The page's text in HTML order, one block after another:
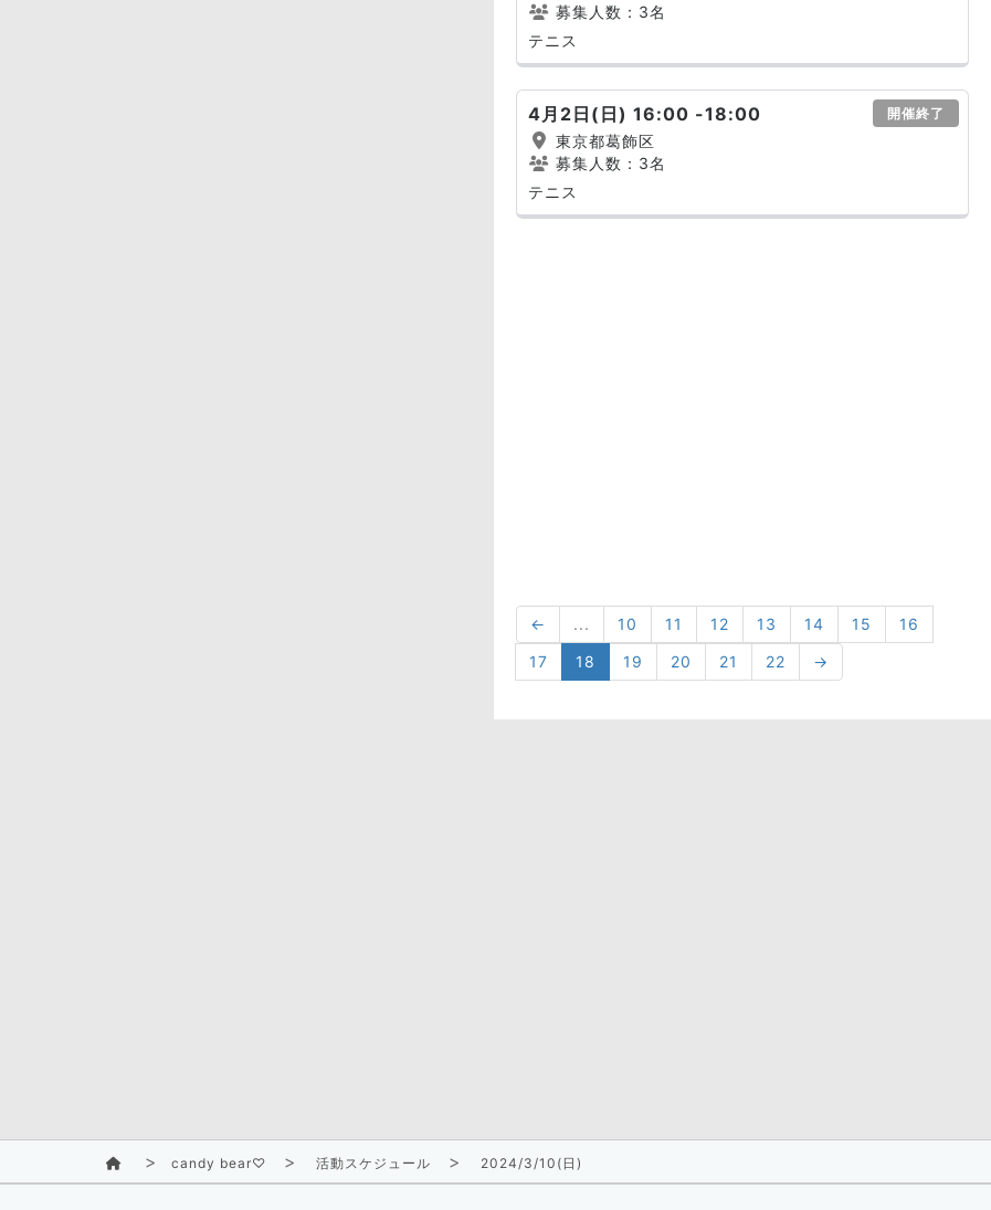
募集人数：3名
テニス
4月2日(日) 16:00 -18:00 開催終了
東京都葛飾区
募集人数：3名
テニス
← ... 10 11 12 13 14 15
16
17
18 19 20 21 22 →
candy bear♡ 活動スケジュール 2024/3/10(日)